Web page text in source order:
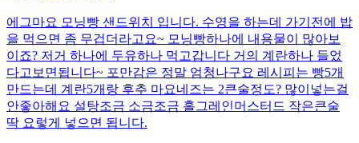
에그마요 모닝빵 샌드위치 입니다. 수영을 하는데 가기전에 밥
을 먹으면 좀 무겁더라고요~ 모닝빵하나에 내용물이 많아보
이죠? 저거 하나에 두유하나 먹고갑니다 거의 계란하나 들었
다고보면됩니다~ 포만감은 정말 엄청나구요 레시피는 빵5개
만드는데 계란5개랑 후추 마요네즈는 2큰술정도? 많이넣는걸
안좋아해요 설탕조금 소금조금 홀그레인머스터드 작은큰술
딱 요렇게 넣으면 됩니다.